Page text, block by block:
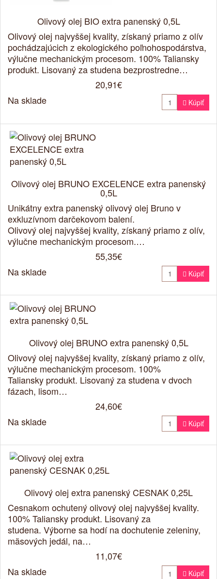
Olivový olej BIO extra panenský 0,5L
Olivový olej najvyššej kvality, získaný priamo z olív
pochádzajúcich z ekologického poľnohospodárstva,
výlučne mechanickým procesom. 100% Taliansky
produkt. Lisovaný za studena bezprostredne…
20,91€
Na sklade
 Kúpiť
Olivový olej BRUNO EXCELENCE extra panenský
0,5L
Unikátny extra panenský olivový olej Bruno v
exkluzívnom darčekovom balení.
Olivový olej najvyššej kvality, získaný priamo z olív,
výlučne mechanickým procesom.…
55,35€
Na sklade
 Kúpiť
Olivový olej BRUNO extra panenský 0,5L
Olivový olej najvyššej kvality, získaný priamo z olív,
výlučne mechanickým procesom. 100%
Taliansky produkt. Lisovaný za studena v dvoch
fázach, lisom…
24,60€
Na sklade
 Kúpiť
Olivový olej extra panenský CESNAK 0,25L
Cesnakom ochutený olivový olej najvyššej kvality.
100% Taliansky produkt. Lisovaný za
studena. Výborne sa hodí na dochutenie zeleniny,
mäsových jedál, na…
11,07€
Na sklade
 Kúpiť